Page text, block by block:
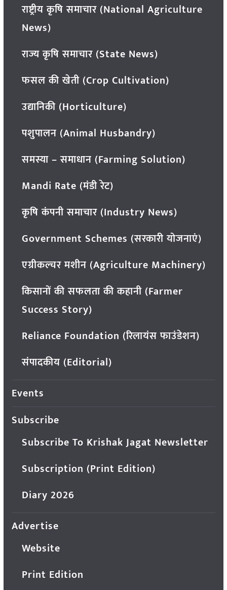
राष्ट्रीय कृषि समाचार (National Agriculture
News)
राज्य कृषि समाचार (State News)
फसल की खेती (Crop Cultivation)
उद्यानिकी (Horticulture)
पशुपालन (Animal Husbandry)
समस्या – समाधान (Farming Solution)
Mandi Rate (मंडी रेट)
कृषि कंपनी समाचार (Industry News)
Government Schemes (सरकारी योजनाएं)
एग्रीकल्चर मशीन (Agriculture Machinery)
किसानों की सफलता की कहानी (Farmer
Success Story)
Reliance Foundation (रिलायंस फाउंडेशन)
संपादकीय (Editorial)
Events
Subscribe
Subscribe To Krishak Jagat Newsletter
Subscription (Print Edition)
Diary 2026
Advertise
Website
Print Edition